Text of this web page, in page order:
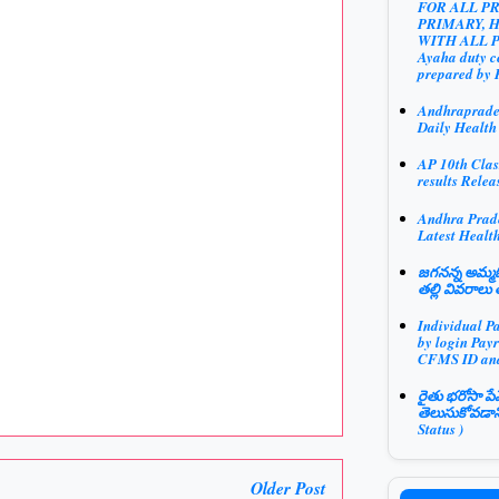
Older Post
FOR ALL
PRIMARY,
WITH ALL
Ayaha duty
prepared by
Daily Health
AP 10th
results
Andhra
Latest
జగనన్న
తల్లి వివరాలు
Individual
by login
CFMS ID
రైతు భరోసా
Status )